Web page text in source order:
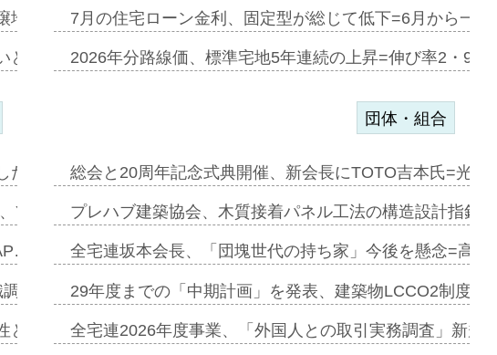
地開発で初協業=お互…
とこどりのコリビング…
7月の住宅ローン金利、固定型が総じて低下=6月から一
2026年分路線価、標準宅地5年連続の上昇=伸び率2・
た新入浴法を提案=P…
YKKAPとワンビ…
調査=Nature…
と安全性追加=リンナ…
団体・組合
総会と20周年記念式典開催、新会長にTOTO吉本氏=光
プレハブ建築協会、木質接着パネル工法の構造設計指針
全宅連坂本会長、「団塊世代の持ち家」今後を懸念=高
29年度までの「中期計画」を発表、建築物LCCO2制度
全宅連2026年度事業、「外国人との取引実務調査」新規